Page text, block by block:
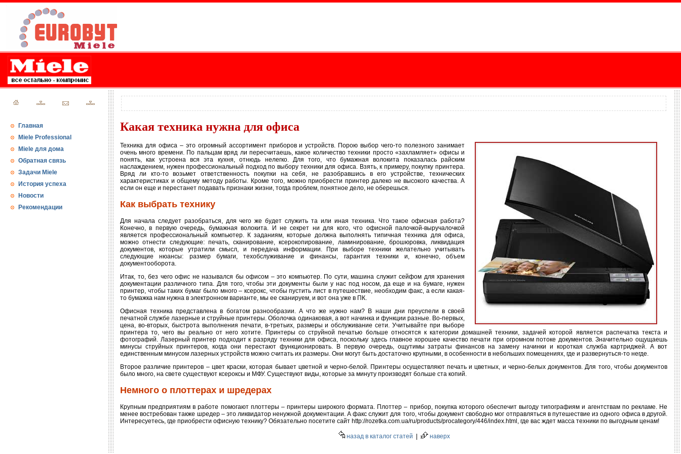
Главная
Miele Professional
Miele для дома
Обратная связь
Задачи Miele
История успеха
Новости
Рекомендации
Какая техника нужна для офиса
Техника для офиса – это огромный ассортимент приборов и устройств. Порою выбор чего-то полезного занимает
очень много времени. По пальцам вряд ли пересчитаешь, какое количество техники просто «захламляет» офисы и
понять, как устроена вся эта кухня, отнюдь нелегко. Для того, что бумажная волокита показалась райским
наслаждением, нужен профессиональный подход по выбору техники для офиса. Взять, к примеру, покупку принтера.
Вряд ли кто-то возьмет ответственность покупки на себя, не разобравшись в его устройстве, технических
характеристиках и общему методу работы. Кроме того, можно приобрести принтер далеко не высокого качества. А
если он еще и перестанет подавать признаки жизни, тогда проблем, понятное дело, не оберешься.
Как выбрать технику
Для начала следует разобраться, для чего же будет служить та или иная техника. Что такое офисная работа?
Конечно, в первую очередь, бумажная волокита. И не секрет ни для кого, что офисной палочкой-выручалочкой
является профессиональный компьютер. К заданиям, которые должна выполнять типичная техника для офиса,
можно отнести следующие: печать, сканирование, ксерокопирование, ламинирование, брошюровка, ликвидация
документов, которые утратили смысл, и передача информации. При выборе техники желательно учитывать
следующие нюансы: размер бумаги, техобслуживание и финансы, гарантия техники и, конечно, объем
документооборота.
Итак, то, без чего офис не назывался бы офисом – это компьютер. По сути, машина служит сейфом для хранения
документации различного типа. Для того, чтобы эти документы были у нас под носом, да еще и на бумаге, нужен
принтер, чтобы таких бумаг было много – ксерокс, чтобы пустить лист в путешествие, необходим факс, а если какая-
то бумажка нам нужна в электронном варианте, мы ее сканируем, и вот она уже в ПК.
Офисная техника представлена в богатом разнообразии. А что же нужно нам? В наши дни преуспели в своей
печатной службе лазерные и струйные принтеры. Оболочка одинаковая, а вот начинка и функции разные. Во-первых,
цена, во-вторых, быстрота выполнения печати, в-третьих, размеры и обслуживание сети. Учитывайте при выборе
принтера то, чего вы реально от него хотите. Принтеры со струйной печатью больше относятся к категории домашней техники, задачей которой является распечатка текста и
фотографий. Лазерный принтер подходит к разряду техники для офиса, поскольку здесь главное хорошее качество печати при огромном потоке документов. Значительно ощущаешь
минусы струйных принтеров, когда они перестают функционировать. В первую очередь, ощутимы затраты финансов на замену начинки и короткая служба картриджей. А вот
единственным минусом лазерных устройств можно считать их размеры. Они могут быть достаточно крупными, в особенности в небольших помещениях, где и развернуться-то негде.
Второе различие принтеров – цвет краски, которая бывает цветной и черно-белой. Принтеры осуществляют печать и цветных, и черно-белых документов. Для того, чтобы документов
было много, на свете существуют ксероксы и МФУ. Существуют виды, которые за минуту производят больше ста копий.
Немного о плоттерах и шредерах
Крупным предприятиям в работе помогают плоттеры – принтеры широкого формата. Плоттер – прибор, покупка которого обеспечит выгоду типографиям и агентствам по рекламе. Не
менее востребован также шредер – это ликвидатор ненужной документации. А факс служит для того, чтобы документ свободно мог отправляться в путешествие из одного офиса в другой.
Интересуетесь, где приобрести офисную технику? Обязательно посетите сайт http://rozetka.com.ua/ru/products/procategory/446/index.html, где вас ждет масса техники по выгодным ценам!
назад в каталог статей наверх